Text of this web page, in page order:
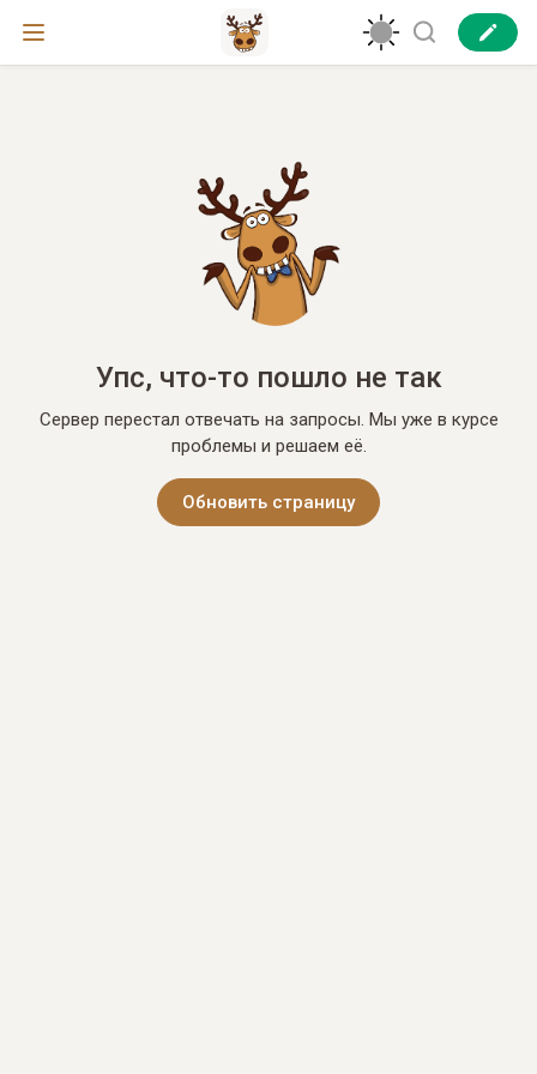
Упс, что-то пошло не так
Сервер перестал отвечать на запросы. Мы уже в курсе
проблемы и решаем её.
Обновить страницу